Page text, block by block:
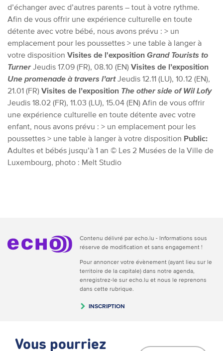
d’échanger avec d’autres parents – tout à votre rythme.
Afin de vous offrir une expérience culturelle en toute
détente avec votre bébé, nous avons prévu : > un
emplacement pour les poussettes > une table à langer à
votre disposition Visites de l'exposition Grand Tourists to
TurnerJeudis 17.09 (FR), 08.10 (EN) Visites de l’exposition
Une promenade à travers l’artJeudis 12.11 (LU), 10.12 (EN),
21.01 (FR) Visites de l’exposition The other side of Wil Lofy
Jeudis 18.02 (FR), 11.03 (LU), 15.04 (EN) Afin de vous offrir
une expérience culturelle en toute détente avec votre
enfant, nous avons prévu : > un emplacement pour les
poussettes > une table à langer à votre disposition Public:
Adultes et bébés jusqu’à 1 an © Les 2 Musées de la Ville de
Luxembourg, photo : Melt Studio
Contenu délivré par echo.lu - Informations sous
réserve de modification et sans engagement !
Pour annoncer votre évènement (ayant lieu sur le
territoire de la capitale) dans notre agenda,
enregistrez-le sur echo.lu et nous le reprenons
dans cette rubrique.
INSCRIPTION
Vous pourriez